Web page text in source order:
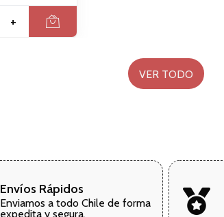
+
VER TODO
Envíos Rápidos
Enviamos a todo Chile de forma
expedita y segura.